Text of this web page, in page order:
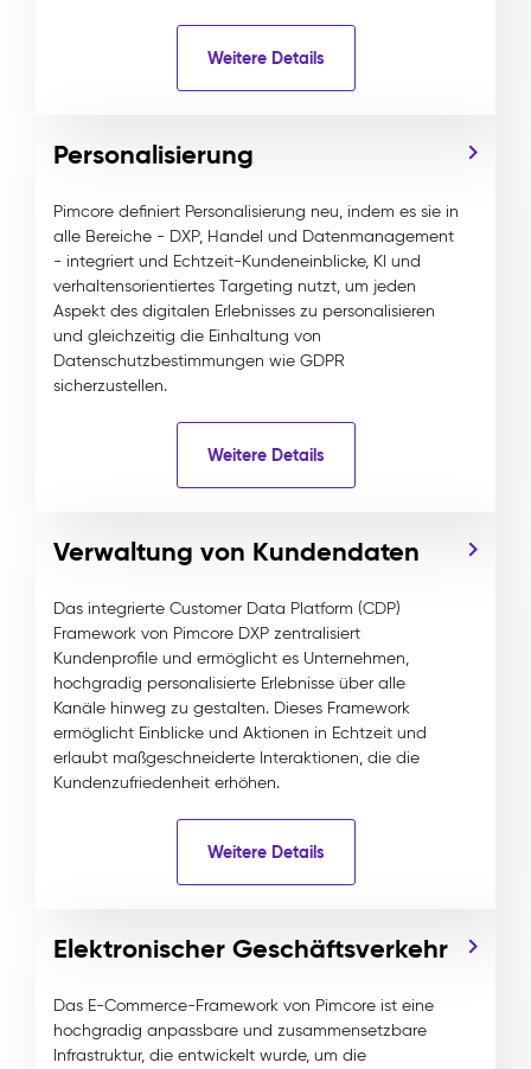
Weitere Details
Personalisierung
Pimcore definiert Personalisierung neu, indem es sie in
alle Bereiche - DXP, Handel und Datenmanagement
- integriert und Echtzeit-Kundeneinblicke, KI und
verhaltensorientiertes Targeting nutzt, um jeden
Aspekt des digitalen Erlebnisses zu personalisieren
und gleichzeitig die Einhaltung von
Datenschutzbestimmungen wie GDPR
sicherzustellen.
Weitere Details
Verwaltung von Kundendaten
Das integrierte Customer Data Platform (CDP)
Framework von Pimcore DXP zentralisiert
Kundenprofile und ermöglicht es Unternehmen,
hochgradig personalisierte Erlebnisse über alle
Kanäle hinweg zu gestalten. Dieses Framework
ermöglicht Einblicke und Aktionen in Echtzeit und
erlaubt maßgeschneiderte Interaktionen, die die
Kundenzufriedenheit erhöhen.
Weitere Details
Elektronischer Geschäftsverkehr
Das E-Commerce-Framework von Pimcore ist eine
hochgradig anpassbare und zusammensetzbare
Infrastruktur, die entwickelt wurde, um die